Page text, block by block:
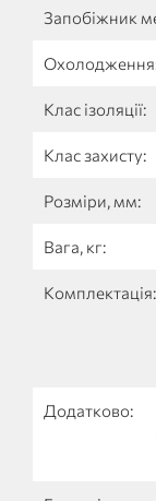
Запобіжник
Клас ізоляції:
Клас захисту:
Розміри, мм:
Вага, кг:
Комплектація:
Додатково: